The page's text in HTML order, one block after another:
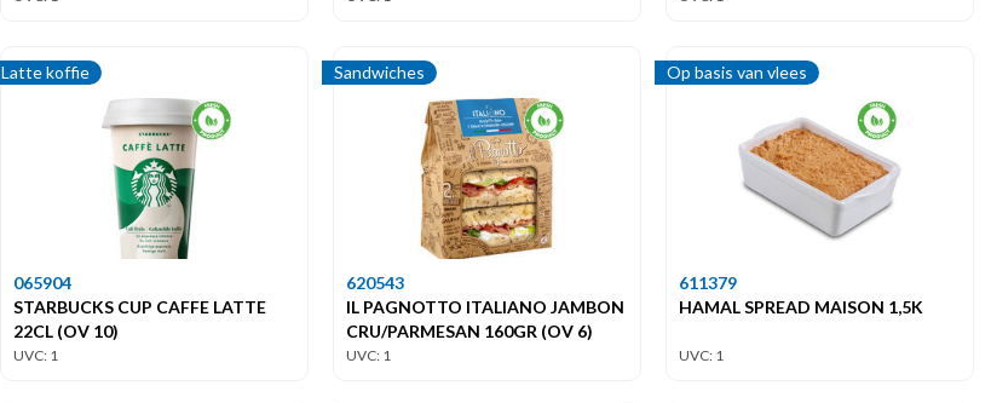
Latte koffie
065904
STARBUCKS CUP CAFFE LATTE
22CL (OV 10)
UVC: 1
Sandwiches
620543
IL PAGNOTTO ITALIANO JAMBON
CRU/PARMESAN 160GR (OV 6)
UVC: 1
Op basis van vlees
611379
HAMAL SPREAD MAISON 1,5K
UVC: 1